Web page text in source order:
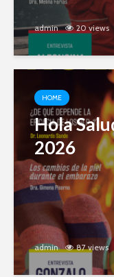
admin 20 views
HOME
Hola
2026
admin 87 views